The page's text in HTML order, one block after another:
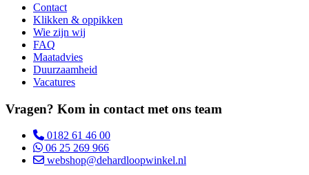
Contact
Klikken & oppikken
Wie zijn wij
FAQ
Maatadvies
Duurzaamheid
Vacatures
Vragen? Kom in contact met ons team
0182 61 46 00
06 25 269 966
webshop@dehardloopwinkel.nl